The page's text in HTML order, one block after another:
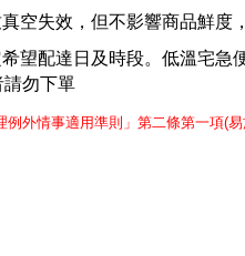
空失效，但不影響商品鮮度
望配達日及時段。低溫宅
請勿下單
例外情事適用準則」第二條第一項(